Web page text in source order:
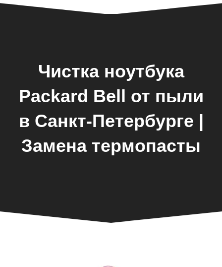
Чистка ноутбука
Packard Bell от пыли
в Санкт-Петербурге |
Замена термопасты